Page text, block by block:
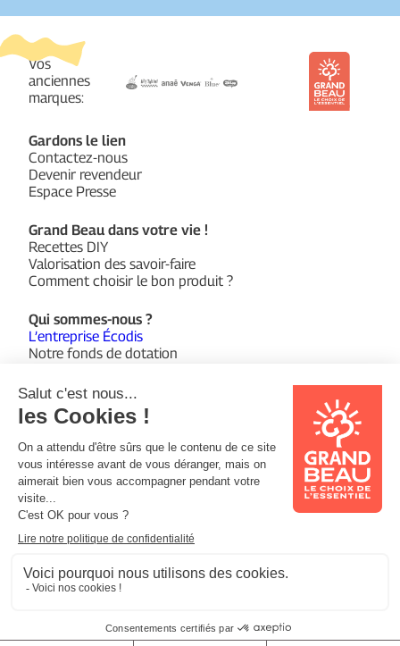
Vos
anciennes
marques:
Gardons le lien
Contactez-nous
Devenir revendeur
Espace Presse
Grand Beau dans votre vie !
Recettes DIY
Valorisation des savoir-faire
Comment choisir le bon produit ?
Qui sommes-nous ?
L’entreprise Écodis
Notre fonds de dotation
Suivez-nous sur :
Facebook
Instagram
YouTube
© 2026 Grand Beau
Mentions légalesPolitique de confidentialitéSupport